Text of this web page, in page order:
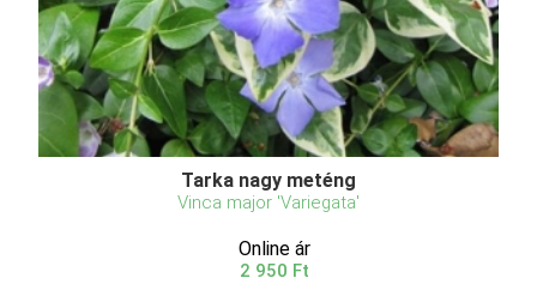
Tarka nagy meténg
Vinca major 'Variegata'
Online ár
2 950 Ft